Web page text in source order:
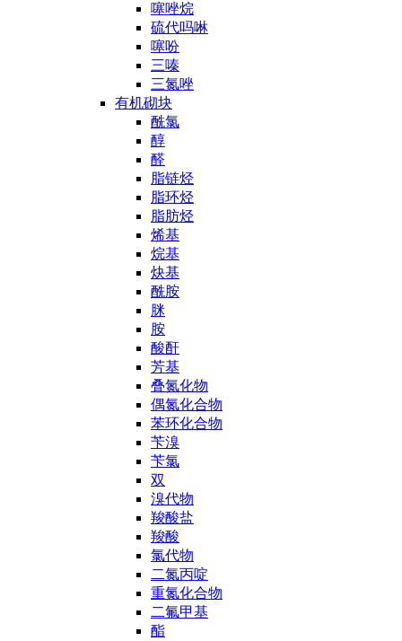
噻唑烷
硫代吗啉
噻吩
三嗪
三氮唑
有机砌块
酰氯
醇
醛
脂链烃
脂环烃
脂肪烃
烯基
烷基
炔基
酰胺
脒
胺
酸酐
芳基
叠氮化物
偶氮化合物
苯环化合物
苄溴
苄氯
双
溴代物
羧酸盐
羧酸
氯代物
二氮丙啶
重氮化合物
二氟甲基
酯